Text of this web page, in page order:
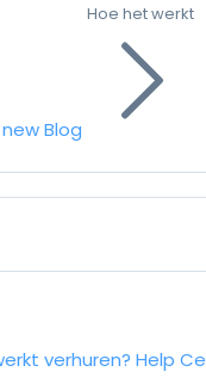
newBlog
Hoe het werkt
verhuren? Help